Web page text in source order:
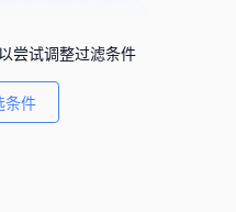
尝试调整过滤条件
条件